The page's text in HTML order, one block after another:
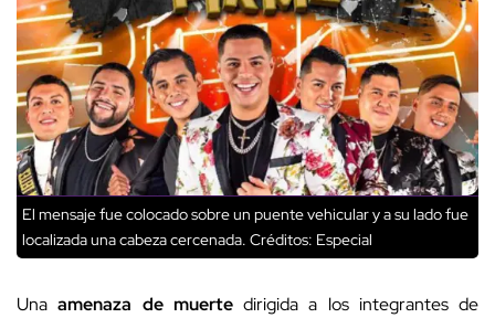
El mensaje fue colocado sobre un puente vehicular y a su lado fue
localizada una cabeza cercenada. Créditos: Especial
Una amenaza de muertedirigida a los integrantes de